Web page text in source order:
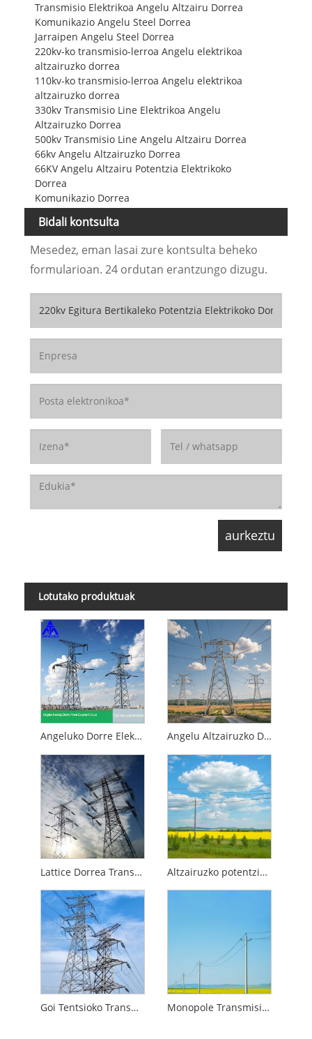
Transmisio Elektrikoa Angelu Altzairu Dorrea
Komunikazio Angelu Steel Dorrea
Jarraipen Angelu Steel Dorrea
220kv-ko transmisio-lerroa Angelu elektrikoa
altzairuzko dorrea
110kv-ko transmisio-lerroa Angelu elektrikoa
altzairuzko dorrea
330kv Transmisio Line Elektrikoa Angelu
Altzairuzko Dorrea
500kv Transmisio Line Angelu Altzairu Dorrea
66kv Angelu Altzairuzko Dorrea
66KV Angelu Altzairu Potentzia Elektrikoko
Dorrea
Komunikazio Dorrea
Bidali kontsulta
Mesedez, eman lasai zure kontsulta beheko
formularioan. 24 ordutan erantzungo dizugu.
Lotutako produktuak
Angeluko ​​Dorre Elektrikoa Transmisio Dorrea Q235 SS400 Angelu Altzairuzko Dorreak
Lattice Dorrea Transmisio Linea Altzairuzko potentzia transmititzeko zutoina
Goi Tentsioko Transmisio Dorrea Monopole Transmisio Dorrea